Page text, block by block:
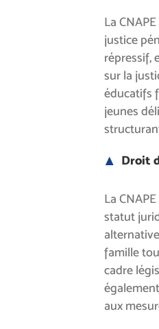
La
justice
répressif,
sur la
éducatifs
jeunes
Droit
La
statut
famille
cadre
aux